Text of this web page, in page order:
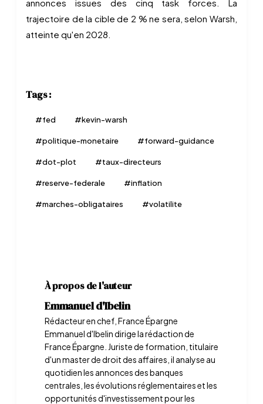
annonces issues des cinq task forces. La
trajectoire de la cible de 2 % ne sera, selon Warsh,
atteinte qu'en 2028.
Tags :
#fed #kevin-warsh
#politique-monetaire #forward-guidance
#dot-plot #taux-directeurs
#reserve-federale #inflation
#marches-obligataires #volatilite
À propos de l'auteur
Emmanuel d'Ibelin
Rédacteur en chef, France Épargne
Emmanuel d'Ibelin dirige la rédaction de
France Épargne. Juriste de formation, titulaire
d'un master de droit des affaires, il analyse au
quotidien les annonces des banques
centrales, les évolutions réglementaires et les
opportunités d'investissement pour les